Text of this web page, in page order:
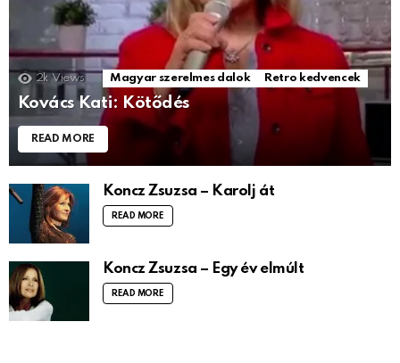
2k Views Magyar szerelmes dalok Retro kedvencek
Kovács Kati: Kötődés
READ MORE
Koncz Zsuzsa – Karolj át
READ MORE
Koncz Zsuzsa – Egy év elmúlt
READ MORE